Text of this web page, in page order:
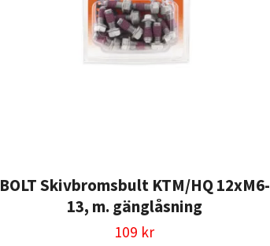
BOLT Skivbromsbult KTM/HQ 12xM6-
13, m. gänglåsning
109 kr